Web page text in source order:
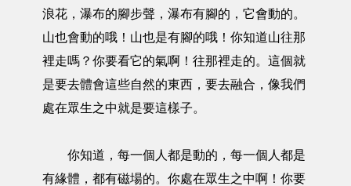
浪花，瀑布的腳步聲，瀑布有腳的，它會動的。
山也會動的哦！山也是有腳的哦！你知道山往那
裡走嗎？你要看它的氣啊！往那裡走的。這個就
是要去體會這些自然的東西，要去融合，像我們
處在眾生之中就是要這樣子。
你知道，每一個人都是動的，每一個人都是
有緣體，都有磁場的。你處在眾生之中啊！你要